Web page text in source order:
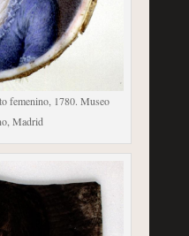
femenino, 1780. Museo
Madrid